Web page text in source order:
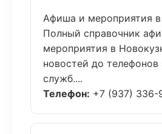
Афиша и мероприятия в
Полный справочник
мероприятия в
новостей до телефонов
служб....
Телефон: +7 (937) 336-